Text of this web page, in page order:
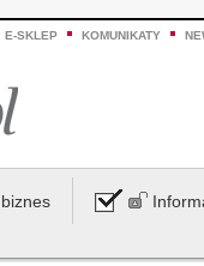
E-SKLEP KOMUNIKATY